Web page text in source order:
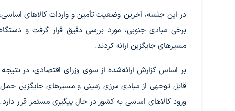
در این جلسه، آخرین وضعیت تأمین و واردات کالاهای
برخی مبادی جنوبی، مورد بررسی دقیق قرار گرفت و
مسیرهای جایگزین ارائه کردند.
بر اساس گزارش ارائه‌شده از سوی وزرای اقتصادی، در
قابل توجهی از مبادی مرزی زمینی و مسیرهای جایگزین
ورود کالاهای اساسی به کشور در حال پیگیری مستمر قرار دارد.